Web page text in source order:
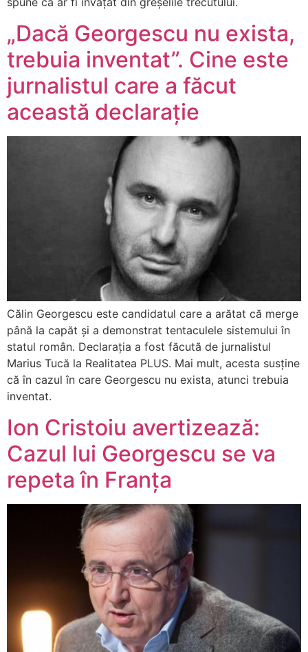
„Dacă Georgescu nu exista,
trebuia inventat”. Cine este
jurnalistul care a făcut
această declarație
Călin Georgescu este candidatul care a arătat că merge
până la capăt și a demonstrat tentaculele sistemului în
statul român. Declarația a fost făcută de jurnalistul
Marius Tucă la Realitatea PLUS. Mai mult, acesta susține
că în cazul în care Georgescu nu exista, atunci trebuia
inventat.
Ion Cristoiu avertizează:
Cazul lui Georgescu se va
repeta în Franța